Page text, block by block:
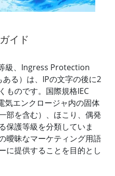
イド
級、Ingress Protection
る）は、IPの文字の後に2
ものです。国際規格IEC
気エンクロージャ内の固体
部を含む）、ほこり、偶発
保護等級を分類していま
曖昧なマーケティング用語
に提供することを目的とし